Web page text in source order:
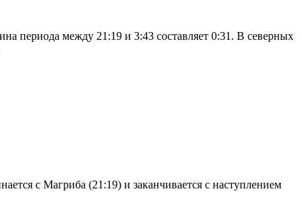
периода между 21:19 и 3:43 составляет 0:31. В северных
с Магриба (21:19) и заканчивается с наступлением